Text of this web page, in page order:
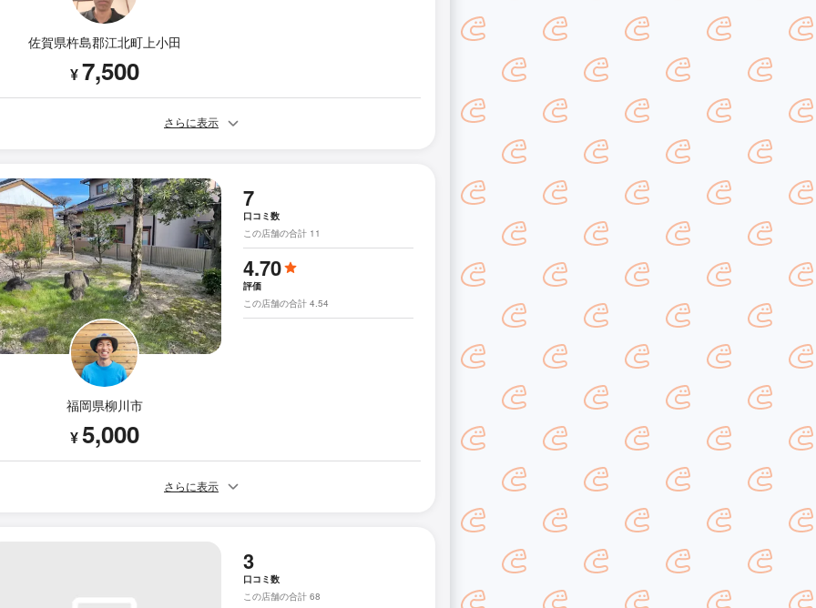
佐賀県杵島郡江北町上小田
¥7,500
さらに表示
福岡県柳川市
¥5,000
7
口コミ数
この店舗の合計 11
4.70
評価
この店舗の合計 4.54
さらに表示
3
口コミ数
この店舗の合計 68